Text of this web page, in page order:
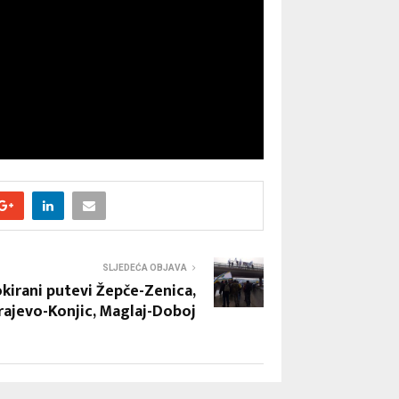
SLJEDEĆA OBJAVA
putevi Žepče-Zenica,
Konjic, Maglaj-Doboj